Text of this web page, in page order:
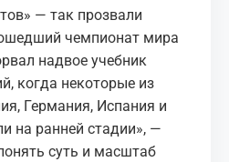
— так прозвали
чемпионат мира
надвое учебник
когда некоторые из
Германия, Испания и
на ранней стадии», —
суть и масштаб